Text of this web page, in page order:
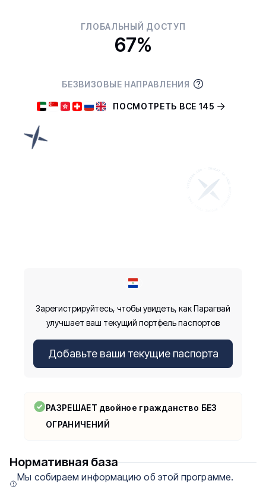
ГЛОБАЛЬНЫЙ ДОСТУП
67%
БЕЗВИЗОВЫЕ НАПРАВЛЕНИЯ
ПОСМОТРЕТЬ ВСЕ 145
Зарегистрируйтесь, чтобы увидеть, как Парагвай
улучшает ваш текущий портфель паспортов
Добавьте ваши текущие паспорта
РАЗРЕШАЕТ двойное гражданство БЕЗ
ОГРАНИЧЕНИЙ
Нормативная база
Мы собираем информацию об этой программе.